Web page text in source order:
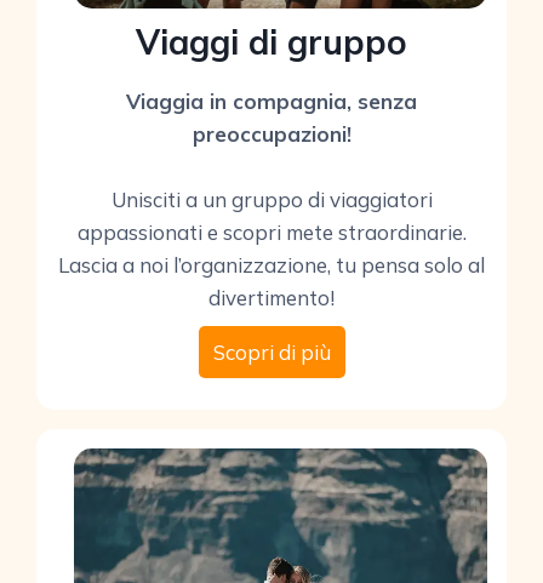
Viaggi di gruppo
Viaggia in compagnia, senza
preoccupazioni!
Unisciti a un gruppo di viaggiatori
appassionati e scopri mete straordinarie.
Lascia a noi l’organizzazione, tu pensa solo al
divertimento!
Scopri di più